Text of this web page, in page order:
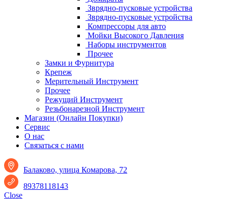
Зврядно-пусковые устройства
Зврядно-пусковые устройства
Компрессоры для авто
Мойки Высокого Давления
Наборы инструментов
Прочее
Замки и Фурнитура
Крепеж
Мерительный Инструмент
Прочее
Режущий Инструмент
Резьбонарезной Инструмент
Магазин (Онлайн Покупки)
Сервис
О нас
Связаться с нами
Балаково, улица Комарова, 72
89378118143
Close